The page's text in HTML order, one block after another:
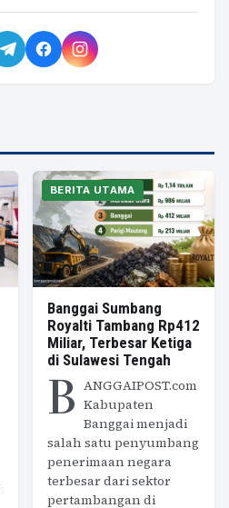
BERITA UTAMA
Banggai Sumbang
Royalti Tambang Rp412
Miliar, Terbesar Ketiga
di Sulawesi Tengah
B ANGGAIPOST.com
Kabupaten
Banggai menjadi
salah satu penyumbang
penerimaan negara
terbesar dari sektor
pertambangan di